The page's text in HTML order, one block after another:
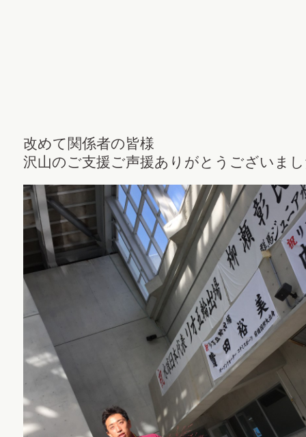
改めて関係者の皆様
沢山のご支援ご声援ありがとうございま